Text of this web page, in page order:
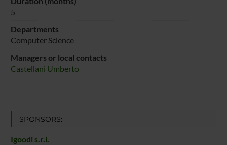
5
Departments
Computer Science
Managers or local contacts
Castellani Umberto
SPONSORS:
Igoodi s.r.l.